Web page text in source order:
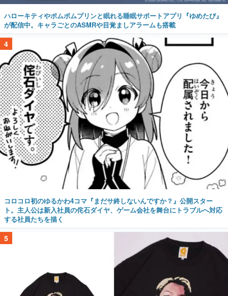
ハローキティやポムポムプリンと眠れる睡眠サポートアプリ『ゆめたび』
が配信中。キャラごとのASMRや目覚ましアラームも搭載
4
コロコロ初のゆるかわ4コマ『まだサ終しないんですか？』公開スター
ト。主人公は新入社員の侘石ダイヤ、ゲーム会社を舞台にトラブルへ対応
する社員たちを描く
5